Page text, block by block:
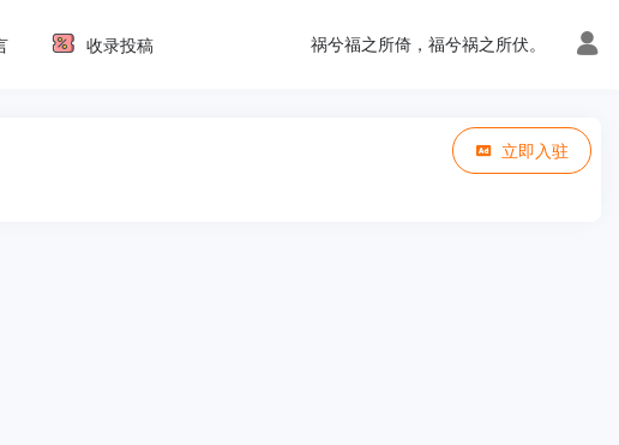
收录投稿 祸兮福之所倚，福兮祸之所伏。
立即入驻